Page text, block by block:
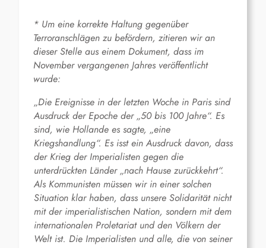
* Um eine korrekte Haltung gegenüber
Terroranschlägen zu befördern, zitieren wir an
dieser Stelle aus einem Dokument, dass im
November vergangenen Jahres veröffentlicht
wurde:
„Die Ereignisse in der letzten Woche in Paris sind
Ausdruck der Epoche der „50 bis 100 Jahre“. Es
sind, wie Hollande es sagte, „eine
Kriegshandlung“. Es isst ein Ausdruck davon, dass
der Krieg der Imperialisten gegen die
unterdrückten Länder „nach Hause zurückkehrt“.
Als Kommunisten müssen wir in einer solchen
Situation klar haben, dass unsere Solidarität nicht
mit der imperialistischen Nation, sondern mit dem
internationalen Proletariat und den Völkern der
Welt ist. Die Imperialisten und alle, die von seiner